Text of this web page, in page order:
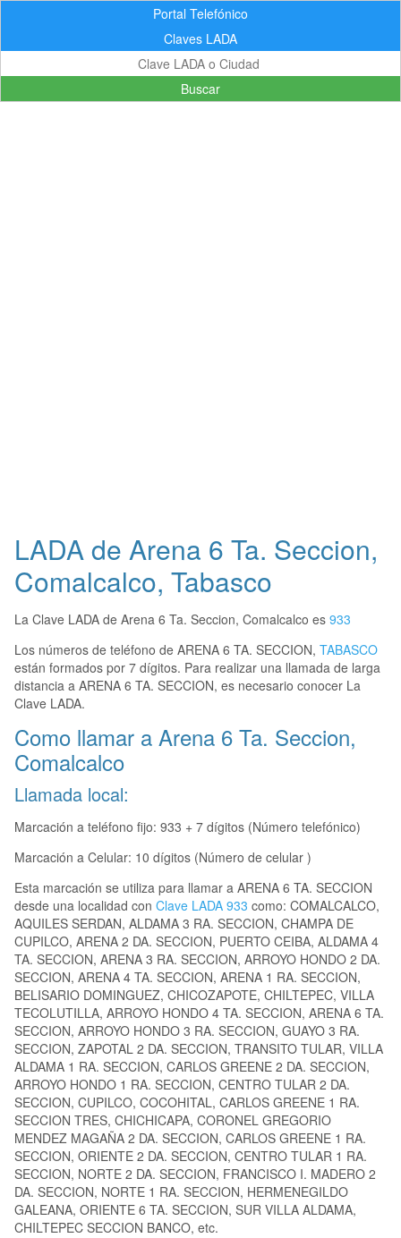
Portal Telefónico
Claves LADA
Buscar
LADA de Arena 6 Ta. Seccion,
Comalcalco, Tabasco
La Clave LADA de Arena 6 Ta. Seccion, Comalcalco es 933
Los números de teléfono de ARENA 6 TA. SECCION, TABASCO
están formados por 7 dígitos. Para realizar una llamada de larga
distancia a ARENA 6 TA. SECCION, es necesario conocer La
Clave LADA.
Como llamar a Arena 6 Ta. Seccion,
Comalcalco
Llamada local:
Marcación a teléfono fijo: 933 + 7 dígitos (Número telefónico)
Marcación a Celular: 10 dígitos (Número de celular )
Esta marcación se utiliza para llamar a ARENA 6 TA. SECCION
desde una localidad con Clave LADA 933 como: COMALCALCO,
AQUILES SERDAN, ALDAMA 3 RA. SECCION, CHAMPA DE
CUPILCO, ARENA 2 DA. SECCION, PUERTO CEIBA, ALDAMA 4
TA. SECCION, ARENA 3 RA. SECCION, ARROYO HONDO 2 DA.
SECCION, ARENA 4 TA. SECCION, ARENA 1 RA. SECCION,
BELISARIO DOMINGUEZ, CHICOZAPOTE, CHILTEPEC, VILLA
TECOLUTILLA, ARROYO HONDO 4 TA. SECCION, ARENA 6 TA.
SECCION, ARROYO HONDO 3 RA. SECCION, GUAYO 3 RA.
SECCION, ZAPOTAL 2 DA. SECCION, TRANSITO TULAR, VILLA
ALDAMA 1 RA. SECCION, CARLOS GREENE 2 DA. SECCION,
ARROYO HONDO 1 RA. SECCION, CENTRO TULAR 2 DA.
SECCION, CUPILCO, COCOHITAL, CARLOS GREENE 1 RA.
SECCION TRES, CHICHICAPA, CORONEL GREGORIO
MENDEZ MAGAÑA 2 DA. SECCION, CARLOS GREENE 1 RA.
SECCION, ORIENTE 2 DA. SECCION, CENTRO TULAR 1 RA.
SECCION, NORTE 2 DA. SECCION, FRANCISCO I. MADERO 2
DA. SECCION, NORTE 1 RA. SECCION, HERMENEGILDO
GALEANA, ORIENTE 6 TA. SECCION, SUR VILLA ALDAMA,
CHILTEPEC SECCION BANCO, etc.